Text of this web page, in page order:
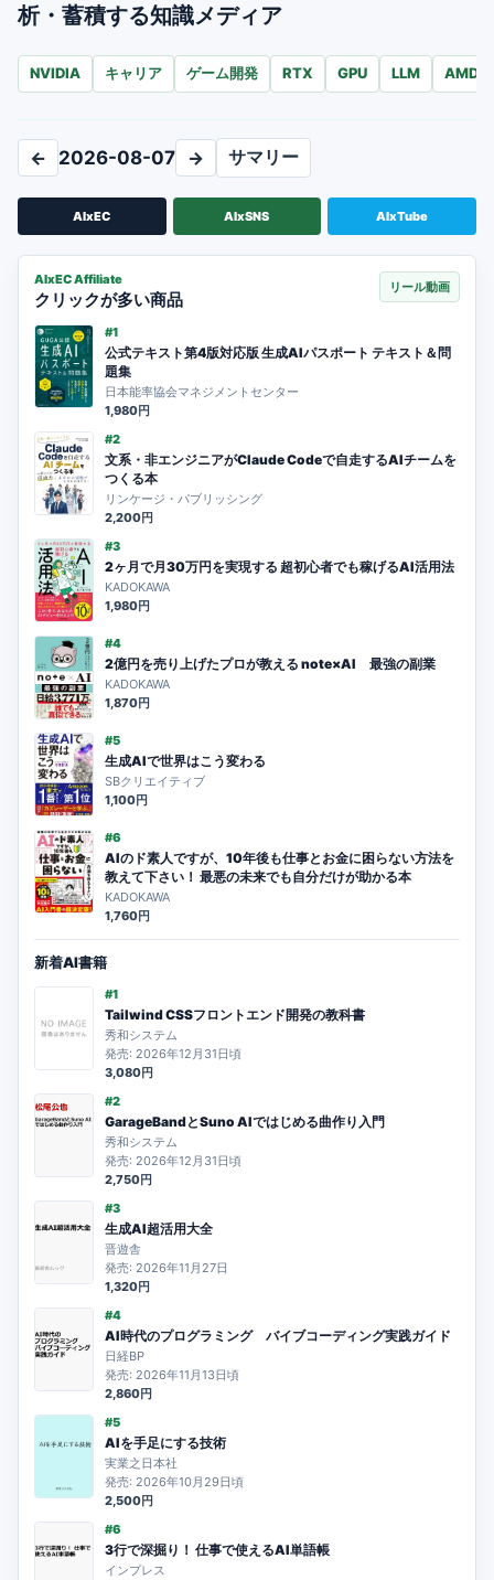
析・蓄積する知識メディア
NVIDIA キャリア ゲーム開発 RTX GPU LLM AMD
← 2026-08-07 → サマリー
AIxEC AIxSNS AIxTube
AIxEC Affiliate
クリックが多い商品
リール動画
#1
公式テキスト第4版対応版 生成AIパスポート テキスト＆問
題集
日本能率協会マネジメントセンター
1,980円
#2
文系・非エンジニアがClaude Codeで自走するAIチームを
つくる本
リンケージ・パブリッシング
2,200円
#3
2ヶ月で月30万円を実現する 超初心者でも稼げるAI活用法
KADOKAWA
1,980円
#4
2億円を売り上げたプロが教える note×AI 最強の副業
KADOKAWA
1,870円
#5
生成AIで世界はこう変わる
SBクリエイティブ
1,100円
#6
AIのド素人ですが、10年後も仕事とお金に困らない方法を
教えて下さい！ 最悪の未来でも自分だけが助かる本
KADOKAWA
1,760円
新着AI書籍
#1
Tailwind CSSフロントエンド開発の教科書
秀和システム
発売: 2026年12月31日頃
3,080円
#2
GarageBandとSuno AIではじめる曲作り入門
秀和システム
発売: 2026年12月31日頃
2,750円
#3
生成AI超活用大全
晋遊舎
発売: 2026年11月27日
1,320円
#4
AI時代のプログラミング バイブコーディング実践ガイド
日経BP
発売: 2026年11月13日頃
2,860円
#5
AIを手足にする技術
実業之日本社
発売: 2026年10月29日頃
2,500円
#6
3行で深掘り！ 仕事で使えるAI単語帳
インプレス